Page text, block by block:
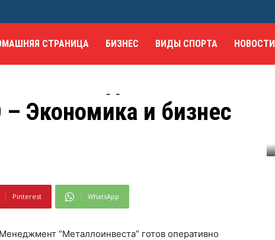
СТРАНИЦА БИЗНЕС ВИДЫ СПОРТА НОВОСТИ
проведение IPO - Экономика и бизнес
– Экономика и бизнес
Pinterest WhatsApp
“Металлоинвеста” готов оперативно